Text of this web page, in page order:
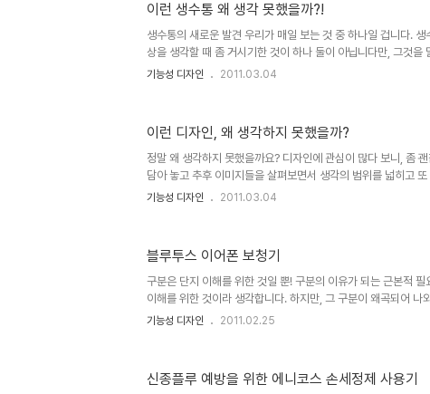
Designer: Juhyun Lee for KOI & Insix Design Studio 이
www.yankodesign.com 뭐~ 물론, 이런 디자인의 상품이 아
이런 생수통 왜 생각 못했을까?!
생수통의 새로운 발견 우리가 매일 보는 것 중 하나일 겁니다. 생
상을 생각할 때 좀 거시기한 것이 하나 둘이 아닙니다만, 그것을
에... 어쨌든 생수를 먹는 사람들의 경우에는 매일 생수통을 봅니
부터가 다르다고 생각합니다. 특히, 이러한 형태의 디자인 발상은
일명, 쌓을 수 있는 스태커블 생수통!!! 더 무슨 말이 필요할까
기능성 디자인 2011.03.04
이런 디자인, 왜 생각하지 못했을까?
정말 왜 생각하지 못했을까요? 디자인에 관심이 많다 보니, 좀
담아 놓고 추후 이미지들을 살펴보면서 생각의 범위를 넓히고
긴하게 활용하곤 합니다. 여러 곳들에서 이러한 정말 멋지고 실
도 그냥 지나치지 말자고 생각합니다. 그리고 그렇게 생각의 확
나래를 펼쳐 최종적으로 이를 현실화 할 수 있는 계기를 만들수
니다..
기능성 디자인 2011.03.04
블루투스 이어폰 보청기
구분은 단지 이해를 위한 것일 뿐! 구분의 이유가 되는 근본적
이해를 위한 것이라 생각합니다. 하지만, 그 구분이 왜곡되어 나
되도록 하는 부작용을 낳고, 누군가는 특권을 또 누군가는 낙인이
요?... 또는 잘하는 것과 못하는 것... 아니면, 일반적인것과 특수
기능성 디자인 2011.02.25
신종플루 예방을 위한 에니코스 손세정제 사용기